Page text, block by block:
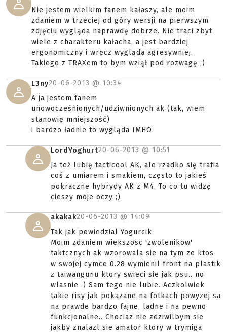
Nie jestem wielkim fanem kałaszy, ale moim
zdaniem w trzeciej od góry wersji na pierwszym
zdjęciu wygląda naprawdę dobrze. Nie traci zbyt
wiele z charakteru kałacha, a jest bardziej
ergonomiczny i wręcz wygląda agresywniej.
Takiego z TRAXem to bym wziął pod rozwagę ;)
L3ny20-06-2013 @ 10:34
A ja jestem fanem
unowocześnionych/udziwnionych ak (tak, wiem
stanowię mniejszość)
i bardzo ładnie to wygląda IMHO.
LordYoghurt20-06-2013 @ 10:51
Ja też lubię tacticool AK, ale rzadko się trafia
coś z umiarem i smakiem, często to jakieś
pokraczne hybrydy AK z M4. To co tu widzę
cieszy moje oczy ;)
akakak20-06-2013 @ 14:09
Tak jak powiedzial Yogurcik.
Moim zdaniem wiekszosc 'zwolenikow'
taktcznych ak wzorowala sie na tym ze ktos
w swojej cymce 0.28 wymienil front na plastik
z taiwangunu ktory swieci sie jak psu.. no
wlasnie :) Sam tego nie lubie. Aczkolwiek
takie risy jak pokazane na fotkach powyzej sa
na prawde bardzo fajne, ladne i na pewno
funkcjonalne.. Chociaz nie zdziwilbym sie
jakby znalazl sie amator ktory w trymiga